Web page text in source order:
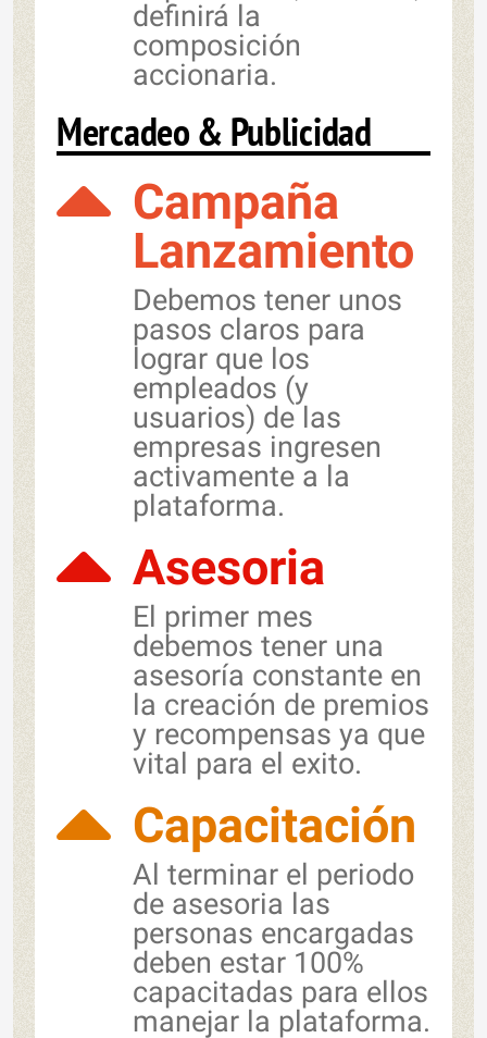
definirá la
composición
accionaria.
Mercadeo & Publicidad
Campaña
Lanzamiento
Debemos tener unos
pasos claros para
lograr que los
empleados (y
usuarios) de las
empresas ingresen
activamente a la
plataforma.
Asesoria
El primer mes
debemos tener una
asesoría constante en
la creación de premios
y recompensas ya que
vital para el exito.
Capacitación
Al terminar el periodo
de asesoria las
personas encargadas
deben estar 100%
capacitadas para ellos
manejar la plataforma.